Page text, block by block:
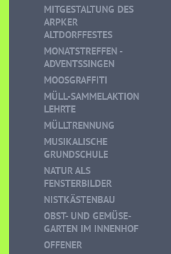
MITGESTALTUNG DES
ARPKER
ALTDORFFESTES
MONATSTREFFEN -
ADVENTSSINGEN
MOOSGRAFFITI
MÜLL-SAMMELAKTION
LEHRTE
MÜLLTRENNUNG
MUSIKALISCHE
GRUNDSCHULE
NATUR ALS
FENSTERBILDER
NISTKÄSTENBAU
OBST- UND GEMÜSE-
GARTEN IM INNENHOF
OFFENER